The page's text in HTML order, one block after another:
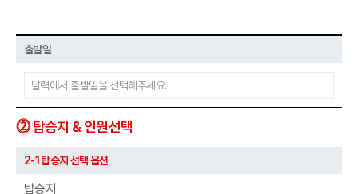
출발일
⓶ 탑승지 & 인원선택
2-1 탑승지 선택 옵션
탑승지